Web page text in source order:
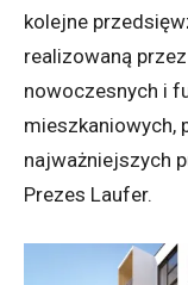
kolejne
realizowaną
nowoczesnych i
mieszkaniowych,
najważniejszych
Prezes Laufer.